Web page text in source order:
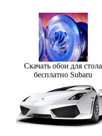
Скачать обои для стола
бесплатно Subaru